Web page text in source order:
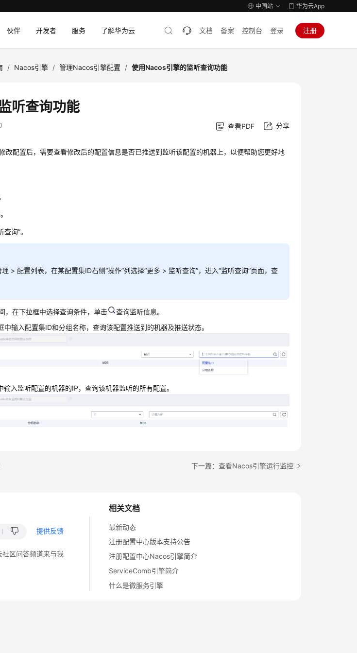
中国站 华为云App
伙伴 开发者 服务 了解华为云 文档 备案 控制台 登录 注册
/ Nacos引擎 / 管理Nacos引擎配置 / 使用Nacos引擎的监听查询功能
听查询功能
查看PDF 分享
改配置后，需要查看修改后的配置信息是否已推送到监听该配置的机器上，以便帮助您更好地
询”。
理 > 配置列表，在某配置集ID右侧“操作”列选择“更多 > 监听查询”，进入“监听查询”页面，查
，在下拉框中选择查询条件，单击
查询监听信息。
中输入配置集ID和分组名称，查询该配置推送到的机器及推送状态。
输入监听配置的机器的IP，查询该机器监听的所有配置。
下一篇：查看Nacos引擎运行监控
相关文档
最新动态
注册配置中心版本支持公告
注册配置中心Nacos引擎简介
ServiceComb引擎简介
什么是微服务引擎
提供反馈
区问答频道来与我